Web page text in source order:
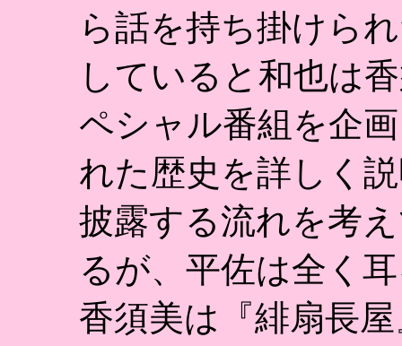
ら話を持ち掛けら
していると和也は
ペシャル番組を企
れた歴史を詳しく
披露する流れを考
るが、平佐は全く
香須美は『緋扇長